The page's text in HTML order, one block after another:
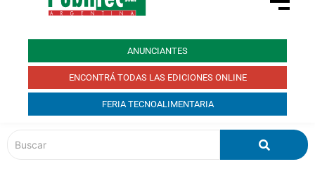
ANUNCIANTES
ENCONTRÁ TODAS LAS EDICIONES ONLINE
FERIA TECNOALIMENTARIA